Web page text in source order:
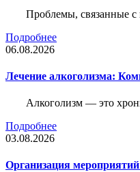
Проблемы, связанные с
Подробнее
06.08.2026
Лечение алкоголизма:
Алкоголизм — это
Подробнее
03.08.2026
Организация